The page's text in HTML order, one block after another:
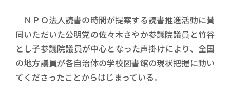
ＮＰＯ法人読書の時間が提案する読書推進活動に賛
同いただいた公明党の佐々木さやか参議院議員と竹谷
とし子参議院議員が中心となった声掛けにより、全国
の地方議員が各自治体の学校図書館の現状把握に動い
てくださったことからはじまっている。